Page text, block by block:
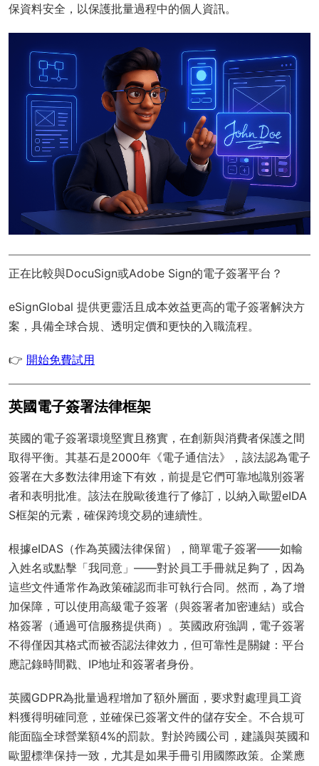
保資料安全，以保護批量過程中的個人資訊。
正在比較與DocuSign或Adobe Sign的電子簽署平台？
eSignGlobal 提供更靈活且成本效益更高的電子簽署解決方
案，具備全球合規 、透明定價和更快的入職流程。
👉 開始免費試用
英國電子簽署法律框架
英國的電子簽署環境堅實且務實，在創新與消費者保護之間
取得平衡。其基石是2000年《電子通信法》，該法認為電子
簽署在大多数法律用途下有效，前提是它們可靠地識別簽署
者和表明批准。該法在脫歐後進行了修訂，以納入歐盟eIDA
S框架的元素，確保跨境交易的連續性。
根據eIDAS（作為英國法律保留），簡單電子簽署——如輸
入姓名或點擊「我同意」——對於員工手冊就足夠了，因為
這些文件通常作為政策確認而非可執行合同。然而，為了增
加保障，可以使用高級電子簽署（與簽署者加密連結）或合
格簽署（通過可信服務提供商）。英國政府強調，電子簽署
不得僅因其格式而被否認法律效力，但可靠性是關鍵：平台
應記錄時間戳、IP地址和簽署者身份。
英國GDPR為批量過程增加了額外層面，要求對處理員工資
料獲得明確同意，並確保已簽署文件的儲存安全。不合規可
能面臨全球營業額4%的罰款。對於跨國公司，建議與英國和
歐盟標準保持一致，尤其是如果手冊引用國際政策。企業應